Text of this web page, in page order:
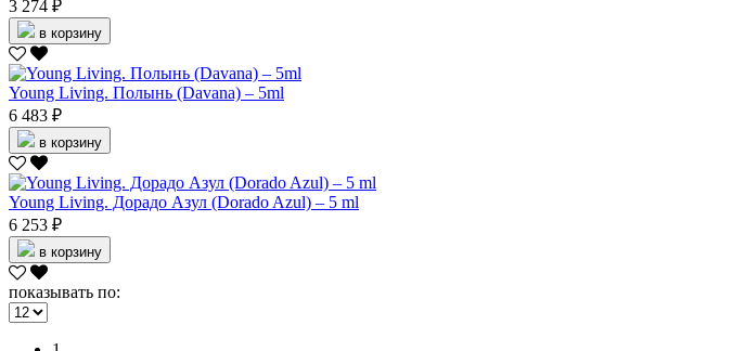
3 274 ₽
в корзину
Young Living. Полынь (Davana) – 5ml
6 483 ₽
в корзину
Young Living. Дорадо Азул (Dorado Azul) – 5 ml
6 253 ₽
в корзину
показывать по: